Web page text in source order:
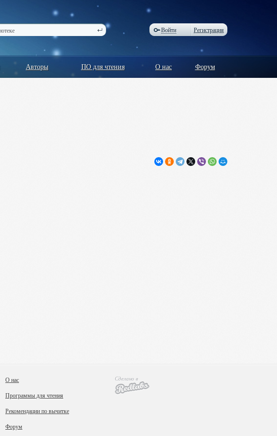
Войти Регистрация
Авторы ПО для чтения О нас Форум
О нас
Программы для чтения
Рекомендации по вычитке
Форум
Сделано в